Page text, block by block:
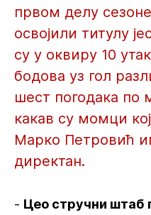
првом делу
освојили титулу
су у оквиру 10
бодова уз гол
шест погодака по
какав су момци
Марко Петровић
директан.
- Цео стручни штаб